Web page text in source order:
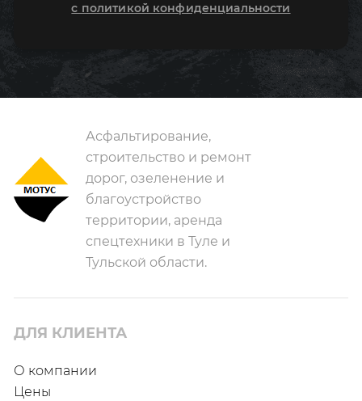
с политикой конфиденциальности
Асфальтирование,
строительство и ремонт
дорог, озеленение и
благоустройство
территории, аренда
спецтехники в Туле и
Тульской области.
ДЛЯ КЛИЕНТА
О компании
Цены